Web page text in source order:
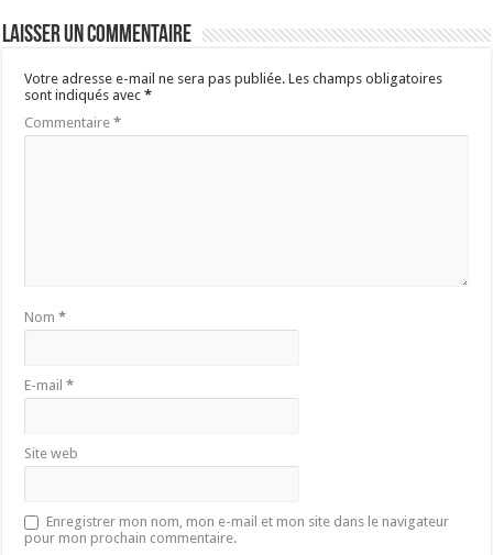
Laisser un commentaire
Votre adresse e-mail ne sera pas publiée. Les champs obligatoires
sont indiqués avec*
Commentaire*
Nom*
E-mail*
Site web
Enregistrer mon nom, mon e-mail et mon site dans le navigateur
pour mon prochain commentaire.